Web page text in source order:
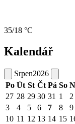
35/18 °C
Kalendář
Srpen2026
Po Út St Čt Pá So
27 28 29 30 31 1
2
3
4 5 6 7 8
9
10 11 12 13 14 15